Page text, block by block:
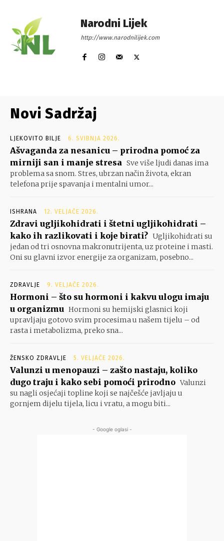
Narodni Lijek
http://www.narodnilijek.com
Novi Sadržaj
LJEKOVITO BILJE 6. SVIBNJA 2026.
Ašvaganda za nesanicu – prirodna pomoć za
mirniji san i manje stresa Sve više ljudi danas ima
problema sa snom. Stres, ubrzan način života, ekran
telefona prije spavanja i mentalni umor...
ISHRANA 12. VELJAČE 2026.
Zdravi ugljikohidrati i štetni ugljikohidrati –
kako ih razlikovati i koje birati? Ugljikohidrati su
jedan od tri osnovna makronutrijenta, uz proteine i masti.
Oni su glavni izvor energije za organizam, posebno...
ZDRAVLJE 9. VELJAČE 2026.
Hormoni – što su hormoni i kakvu ulogu imaju
u organizmu Hormoni su hemijski glasnici koji
upravljaju gotovo svim procesima u našem tijelu – od
rasta i metabolizma, preko sna...
ŽENSKO ZDRAVLJE 5. VELJAČE 2026.
Valunzi u menopauzi – zašto nastaju, koliko
dugo traju i kako sebi pomoći prirodno Valunzi
su nagli osjećaji topline koji se najčešće javljaju u
gornjem dijelu tijela, licu i vratu, a mogu biti...
- Google oglasi -